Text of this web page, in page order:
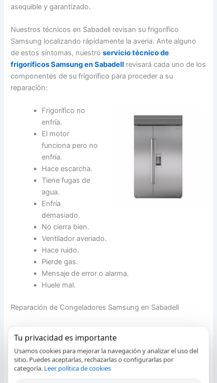
asequible y garantizado.
Nuestros técnicos en Sabadell revisan su frigorífico
Samsung localizando rápidamente la averia. Ante alguno
de estos síntomas, nuestroservicio técnico de
frigoríficos Samsung en Sabadell revisará cada uno de los
componentes de su frigorífico para proceder a su
reparación:
Frigorífico no
enfría.
El motor
funciona pero no
enfría.
Hace escarcha.
Tiene fugas de
agua.
Enfría
demasiado.
No cierra bien.
Ventilador averiado.
Hace ruido.
Pierde gas.
Mensaje de error o alarma.
Huele mal.
Reparación de Congeladores Samsung en Sabadell
Ponemos a su alcance un conjunto de profesionales con
una extensa y amplia experiencia profesional en
lainstalacion y reparación de congeladores Samsung en
Sabadellen un tiempo record. Nuestro servicio tecnico de
Tu privacidad es importante
Usamos cookies para mejorar la navegación y analizar el uso del
sitio. Puedes aceptarlas, rechazarlas o configurarlas por
categoría. Leer política de cookies